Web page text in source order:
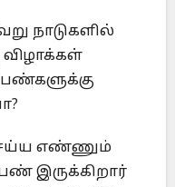
நாடுகளில்
எண்ணும்
இருக்கிறார்